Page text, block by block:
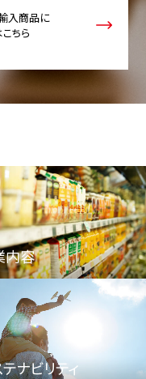
入商品に
ちら
内容
ナビリティ